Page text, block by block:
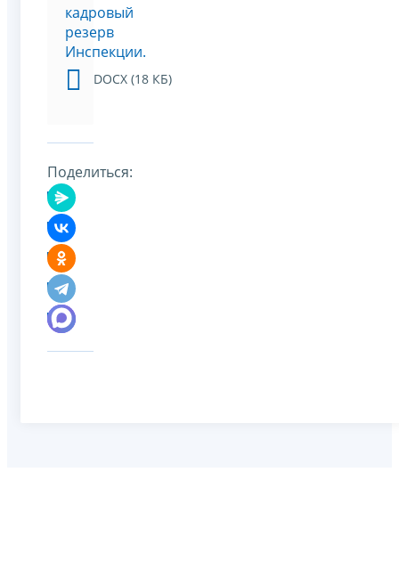
кадровый
резерв
Инспекции.
DOCX (18 КБ)
Поделиться: